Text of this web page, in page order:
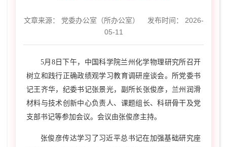
文章来源： 党委办公室（所办公室）
发布时间： 2026-
05-11
5月 8日下午，中国科学院兰州化学物理研究所召开
树立和践行正确政绩观学习教育调研座谈会。所党委书
记王齐华，纪委书记张景光，副所长张俊彦，兰州润滑
材料与技术创新中心负责人、课题组长、科研骨干及党
支部书记等参加会议。会议由张俊彦主持。
张俊彦传达学习了习近平总书记在加强基础研究座